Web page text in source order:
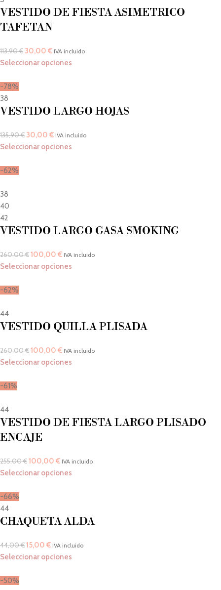
VESTIDO DE FIESTA ASIMETRICO
TAFETAN
113,90€ 30,00 € IVA incluido
Seleccionar opciones
-78%
38
VESTIDO LARGO HOJAS
135,90€ 30,00 € IVA incluido
Seleccionar opciones
-62%
38
40
42
VESTIDO LARGO GASA SMOKING
260,00€100,00 € IVA incluido
Seleccionar opciones
-62%
44
VESTIDO QUILLA PLISADA
260,00€100,00 € IVA incluido
Seleccionar opciones
-61%
44
VESTIDO DE FIESTA LARGO PLISADO
ENCAJE
255,00€100,00 € IVA incluido
Seleccionar opciones
-66%
44
CHAQUETA ALDA
44,00€15,00 € IVA incluido
Seleccionar opciones
-50%